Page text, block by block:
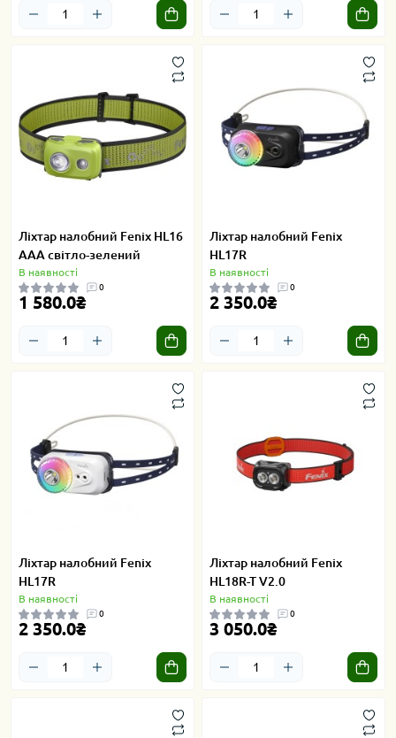
Ліхтар налобний Fenix HL16
AAA світло-зелений
В наявності
0
1 580.0₴
Ліхтар налобний Fenix
HL17R
В наявності
0
2 350.0₴
Ліхтар налобний Fenix
HL17R
В наявності
0
2 350.0₴
Ліхтар налобний Fenix
HL18R-T V2.0
В наявності
0
3 050.0₴